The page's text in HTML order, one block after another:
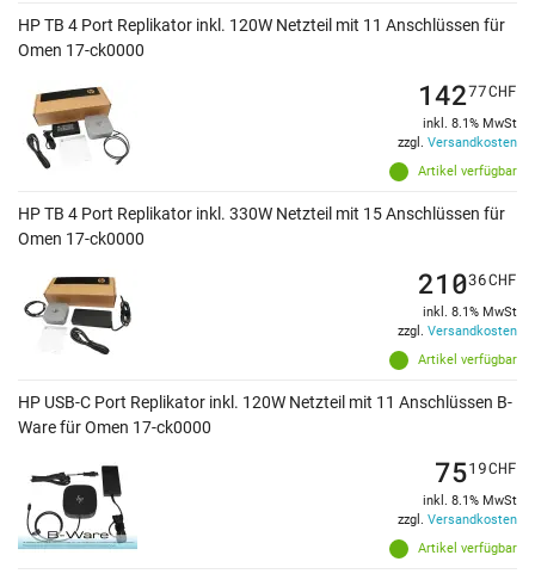
HP TB 4 Port Replikator inkl. 120W Netzteil mit 11 Anschlüssen für
Omen 17-ck0000
Artikel verfügbar
14277CHF
inkl. 8.1% MwSt
zzgl. Versandkosten
HP TB 4 Port Replikator inkl. 330W Netzteil mit 15 Anschlüssen für
Omen 17-ck0000
Artikel verfügbar
21036CHF
inkl. 8.1% MwSt
zzgl. Versandkosten
HP USB-C Port Replikator inkl. 120W Netzteil mit 11 Anschlüssen B-
Ware für Omen 17-ck0000
Artikel verfügbar
7519CHF
inkl. 8.1% MwSt
zzgl. Versandkosten